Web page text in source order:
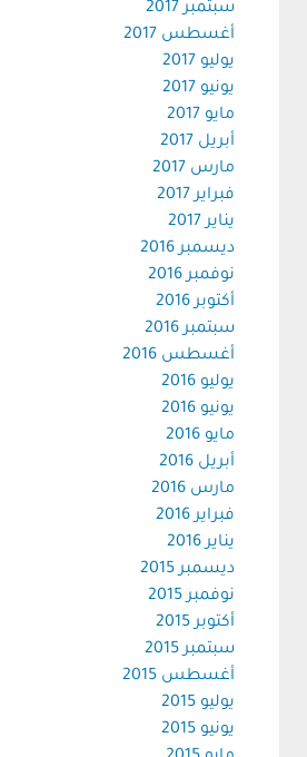
سبتمبر 2017
أغسطس 2017
يوليو 2017
يونيو 2017
مايو 2017
أبريل 2017
مارس 2017
فبراير 2017
يناير 2017
ديسمبر 2016
نوفمبر 2016
أكتوبر 2016
سبتمبر 2016
أغسطس 2016
يوليو 2016
يونيو 2016
مايو 2016
أبريل 2016
مارس 2016
فبراير 2016
يناير 2016
ديسمبر 2015
نوفمبر 2015
أكتوبر 2015
سبتمبر 2015
أغسطس 2015
يوليو 2015
يونيو 2015